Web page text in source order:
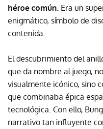
héroe común. Era un
enigmático, símbolo de
contenida.
El descubrimiento del
que da nombre al juego,
visualmente icónico, sino
que combinaba épica
tecnológica. Con ello,
narrativo tan influyente